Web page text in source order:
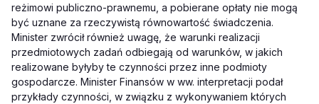
reżimowi publiczno-prawnemu, a pobierane opłaty nie mogą
być uznane za rzeczywistą równowartość świadczenia.
Minister zwrócił również uwagę, że warunki realizacji
przedmiotowych zadań odbiegają od warunków, w jakich
realizowane byłyby te czynności przez inne podmioty
gospodarcze. Minister Finansów w ww. interpretacji podał
przykłady czynności, w związku z wykonywaniem których